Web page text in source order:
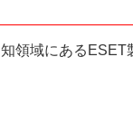
領域にある